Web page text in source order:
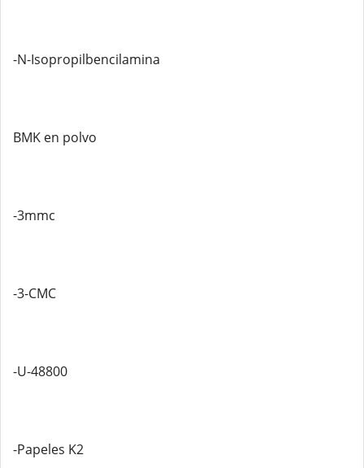
-N-Isopropilbencilamina
BMK en polvo
-3mmc
-3-CMC
-U-48800
-Papeles K2